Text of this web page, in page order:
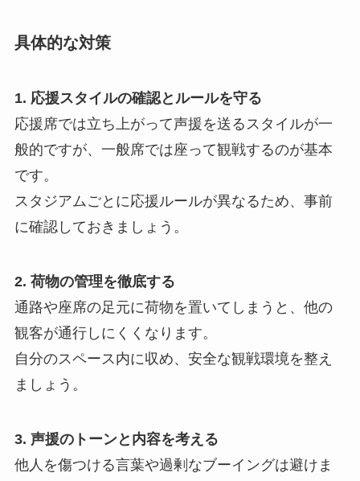
具体的な対策
1. 応援スタイルの確認とルールを守る
応援席では立ち上がって声援を送るスタイルが一
般的ですが、一般席では座って観戦するのが基本
です。
スタジアムごとに応援ルールが異なるため、事前
に確認しておきましょう。
2. 荷物の管理を徹底する
通路や座席の足元に荷物を置いてしまうと、他の
観客が通行しにくくなります。
自分のスペース内に収め、安全な観戦環境を整え
ましょう。
3. 声援のトーンと内容を考える
他人を傷つける言葉や過剰なブーイングは避けま